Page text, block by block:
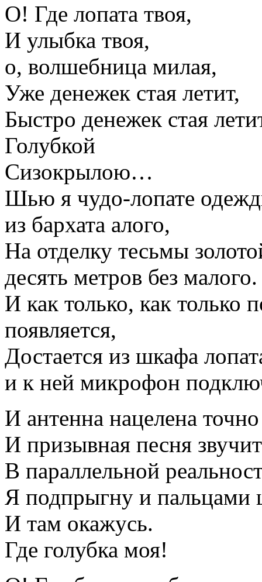
О! Где лопата твоя,
И улыбка твоя,
о, волшебница милая,
Уже денежек стая летит,
Быстро денежек стая
Голубкой
Сизокрылою…
Шью я чудо-лопате
из бархата алого,
На отделку тесьмы
десять метров без малого.
И как только, как только
появляется,
Достается из шкафа
и к ней микрофон
И антенна нацелена
И призывная песня звучит
В параллельной
Я подпрыгну и пальцами
И там окажусь.
Где голубка моя!